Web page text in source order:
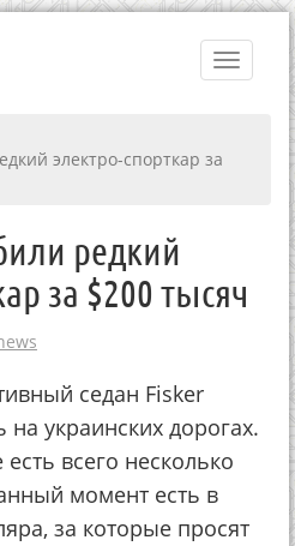
Toggle
электро-спорткар за
редкий
за $200 тысяч
седан Fisker
на украинских дорогах.
всего несколько
момент есть в
за которые просят